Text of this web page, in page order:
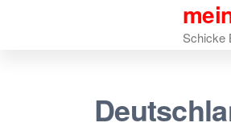
Schicke